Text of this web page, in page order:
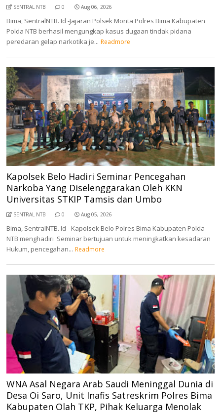
SENTRAL NTB 0 Aug 06, 2026
Bima, SentralNTB. Id -Jajaran Polsek Monta Polres Bima Kabupaten
Polda NTB berhasil mengungkap kasus dugaan tindak pidana
peredaran gelap narkotika je... Readmore
Kapolsek Belo Hadiri Seminar Pencegahan
Narkoba Yang Diselenggarakan Oleh KKN
Universitas STKIP Tamsis dan Umbo
SENTRAL NTB 0 Aug 05, 2026
Bima, SentralNTB. Id - Kapolsek Belo Polres Bima Kabupaten Polda
NTB menghadiri Seminar bertujuan untuk meningkatkan kesadaran
Hukum, pencegahan... Readmore
WNA Asal Negara Arab Saudi Meninggal Dunia di
Desa Oi Saro, Unit Inafis Satreskrim Polres Bima
Kabupaten Olah TKP, Pihak Keluarga Menolak